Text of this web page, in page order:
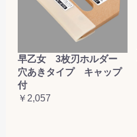
早乙女 3枚刃ホルダー
穴あきタイプ キャップ
付
￥2,057